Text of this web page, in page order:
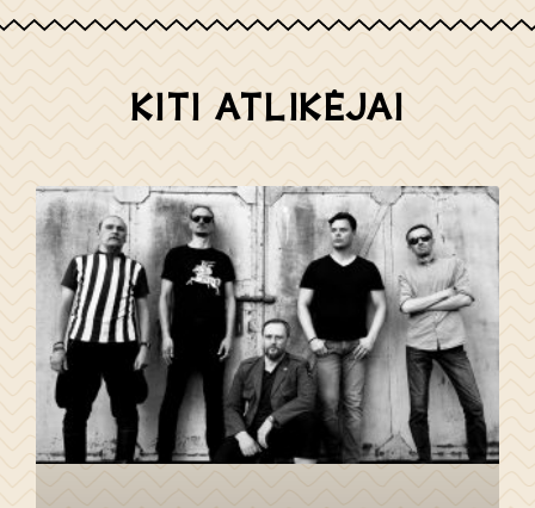
KITI ATLIKĖJAI